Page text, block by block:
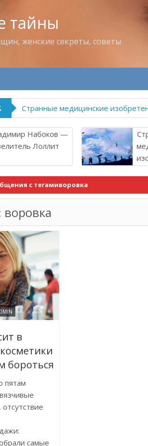
тайны
женские секреты, советы
Странные медицинские
Набоков —
Лоллит
с тегамиворовка
воровка
в
бороться
пятам
самые